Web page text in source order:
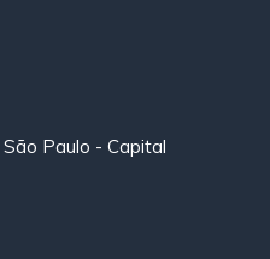
Paulo - Capital